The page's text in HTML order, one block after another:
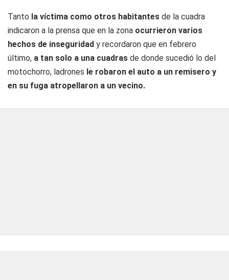
Tanto la víctima como otros habitantes de la cuadra
indicaron a la prensa que en la zona ocurrieron varios
hechos de inseguridad y recordaron que en febrero
último, a tan solo a una cuadras de donde sucedió lo del
motochorro, ladrones le robaron el auto a un remisero y
en su fuga atropellaron a un vecino.